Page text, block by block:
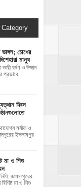
Category
চোখের
মানুষ
বর্ষণ ও উজান
প্রভাবে
দিবস
মর্যাদা ও
ইসলামপুর
মা ও শিশু
জামালপুরের
মা ও শিশু